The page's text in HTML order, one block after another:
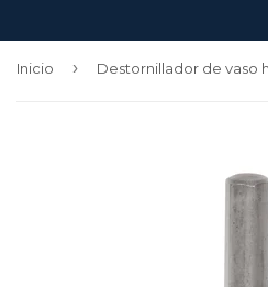
Inicio ›